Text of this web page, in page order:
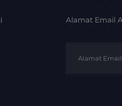
Alamat Email